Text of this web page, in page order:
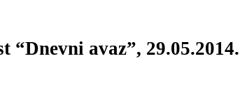
“Dnevni avaz”, 29.05.2014.